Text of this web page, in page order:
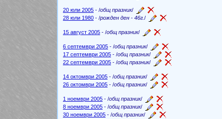
20 юли 2005 - /общ празник/
28 юли 1980 - /рожден ден - 46г./
15 август 2005 - /общ празник/
6 септември 2005 - /общ празник/
17 септември 2005 - /общ празник/
22 септември 2005 - /общ празник/
14 октомври 2005 - /общ празник/
26 октомври 2005 - /общ празник/
1 ноември 2005 - /общ празник/
8 ноември 2005 - /общ празник/
30 ноември 2005 - /общ празник/